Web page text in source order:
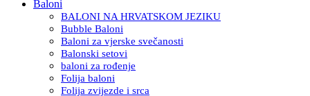
Baloni
BALONI NA HRVATSKOM JEZIKU
Bubble Baloni
Baloni za vjerske svečanosti
Balonski setovi
baloni za rođenje
Folija baloni
Folija zvijezde i srca